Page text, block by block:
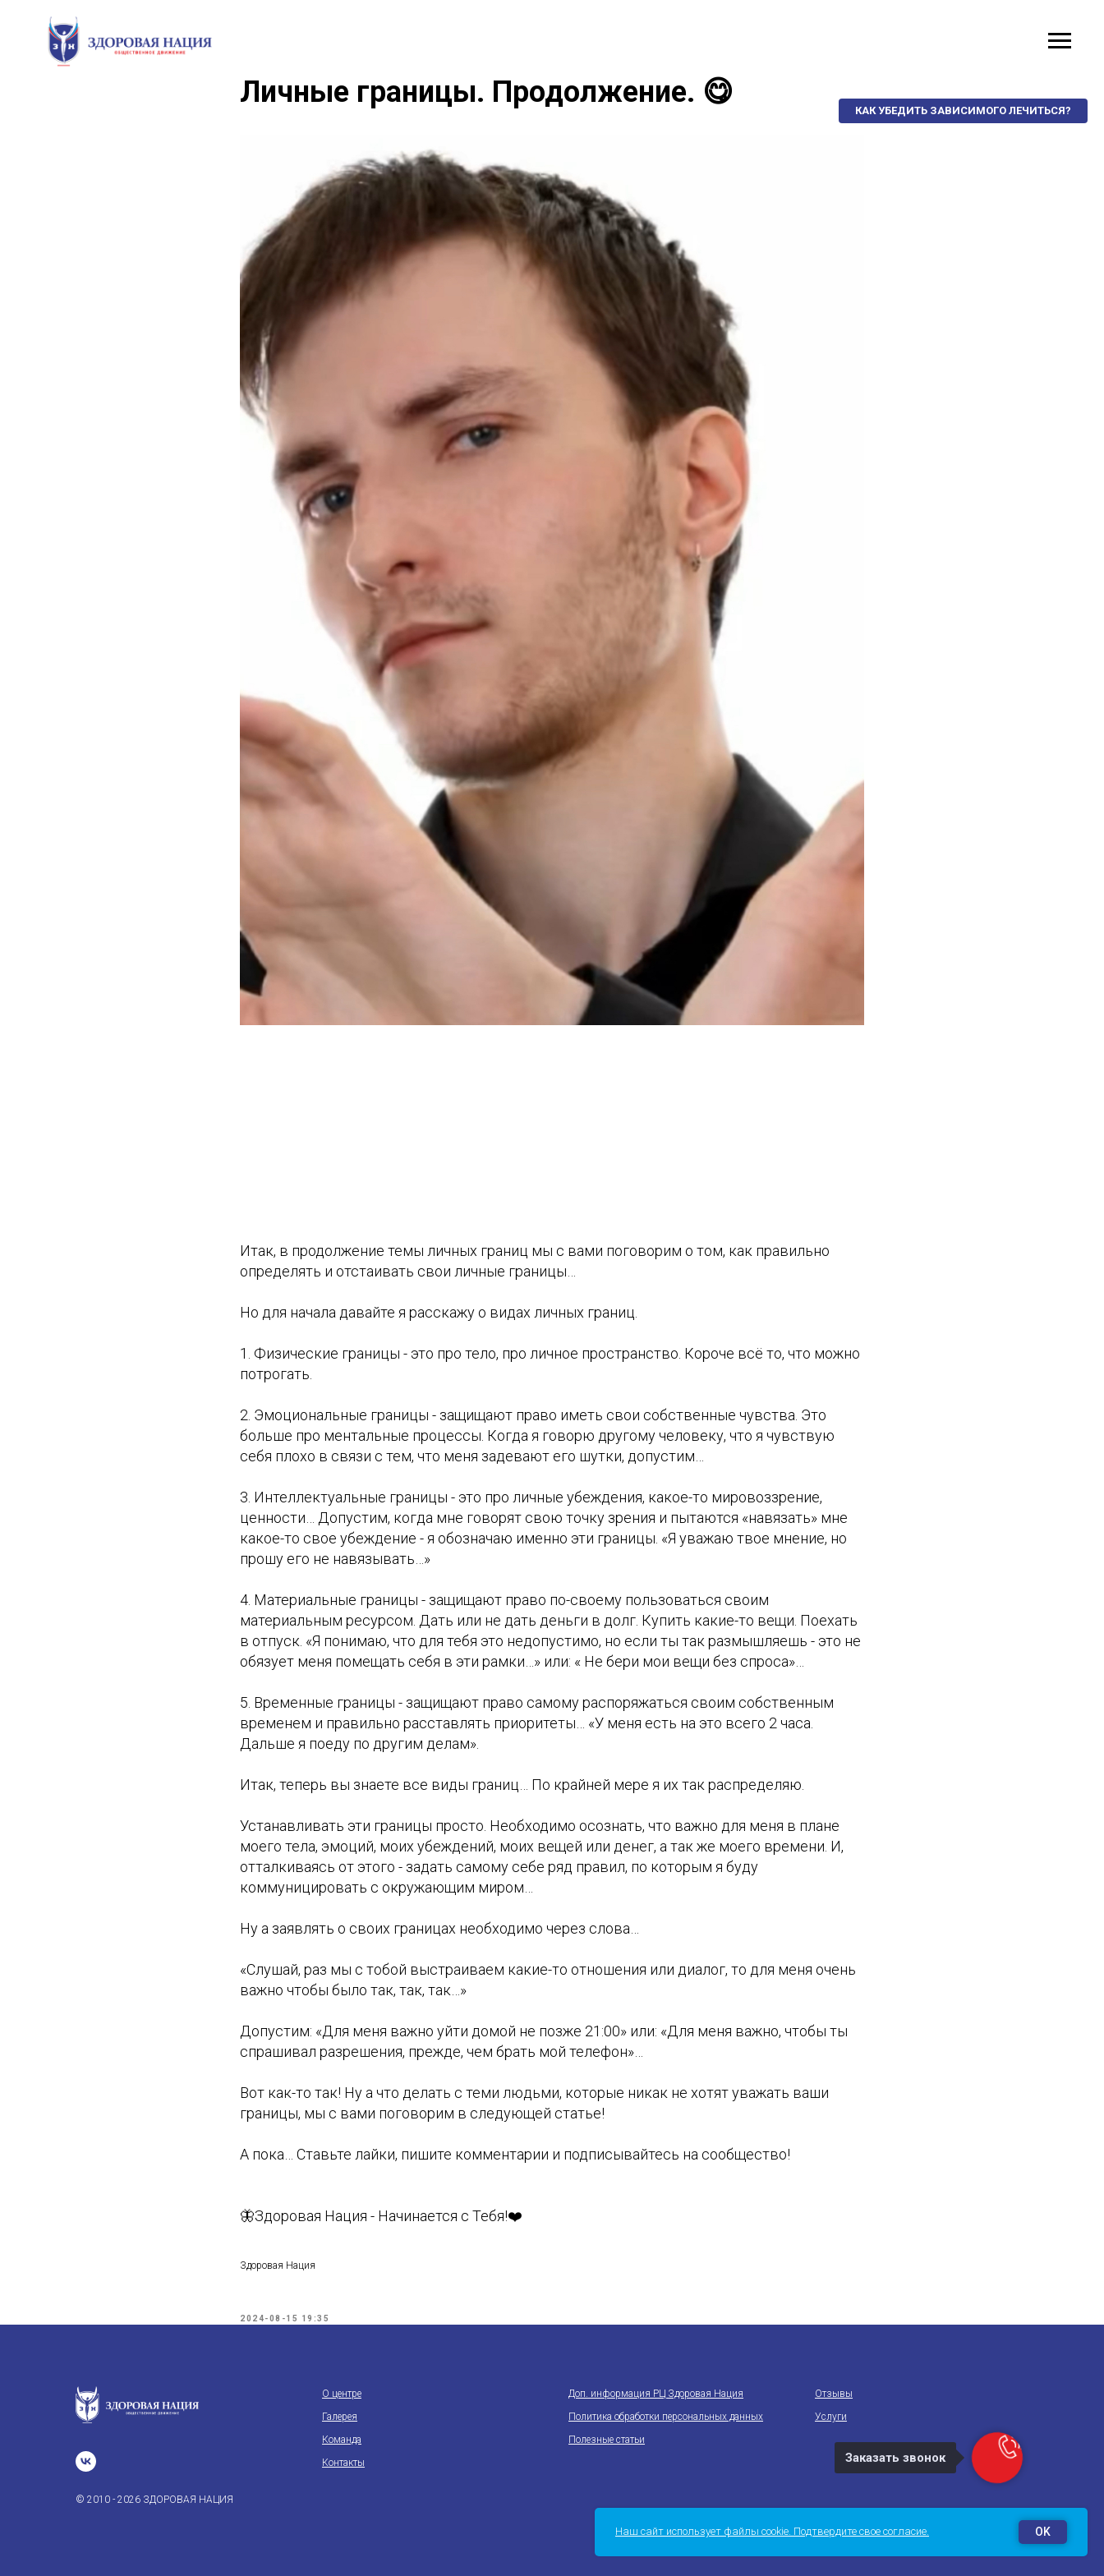
КАК УБЕДИТЬ ЗАВИСИМОГО ЛЕЧИТЬСЯ?
Заказать звонок
Личные границы. Продолжение. 😋
Итак, в продолжение темы личных границ мы с вами поговорим о том, как правильно
определять и отстаивать свои личные границы…
Но для начала давайте я расскажу о видах личных границ.
1. Физические границы - это про тело, про личное пространство. Короче всё то, что можно
потрогать.
2. Эмоциональные границы - защищают право иметь свои собственные чувства. Это
больше про ментальные процессы. Когда я говорю другому человеку, что я чувствую
себя плохо в связи с тем, что меня задевают его шутки, допустим…
3. Интеллектуальные границы - это про личные убеждения, какое-то мировоззрение,
ценности… Допустим, когда мне говорят свою точку зрения и пытаются «навязать» мне
какое-то свое убеждение - я обозначаю именно эти границы. «Я уважаю твое мнение, но
прошу его не навязывать…»
4. Материальные границы - защищают право по-своему пользоваться своим
материальным ресурсом. Дать или не дать деньги в долг. Купить какие-то вещи. Поехать
в отпуск. «Я понимаю, что для тебя это недопустимо, но если ты так размышляешь - это не
обязует меня помещать себя в эти рамки…» или: « Не бери мои вещи без спроса»…
5. Временные границы - защищают право самому распоряжаться своим собственным
временем и правильно расставлять приоритеты… «У меня есть на это всего 2 часа.
Дальше я поеду по другим делам».
Итак, теперь вы знаете все виды границ… По крайней мере я их так распределяю.
Устанавливать эти границы просто. Необходимо осознать, что важно для меня в плане
моего тела, эмоций, моих убеждений, моих вещей или денег, а так же моего времени. И,
отталкиваясь от этого - задать самому себе ряд правил, по которым я буду
коммуницировать с окружающим миром…
Ну а заявлять о своих границах необходимо через слова…
«Слушай, раз мы с тобой выстраиваем какие-то отношения или диалог, то для меня очень
важно чтобы было так, так, так…»
Допустим: «Для меня важно уйти домой не позже 21:00» или: «Для меня важно, чтобы ты
спрашивал разрешения, прежде, чем брать мой телефон»…
Вот как-то так! Ну а что делать с теми людьми, которые никак не хотят уважать ваши
границы, мы с вами поговорим в следующей статье!
А пока… Ставьте лайки, пишите комментарии и подписывайтесь на сообщество!
🦋Здоровая Нация - Начинается с Тебя!❤️
Здоровая Нация
2024-08-15 19:35
© 2010 - 2026 ЗДОРОВАЯ НАЦИЯ
О центре
Галерея
Команда
Контакты
Доп. информация РЦ Здоровая Нация
Политика обработки персональных данных
Полезные статьи
Отзывы
Услуги
Наш сайт использует файлы cookie. Подтвердите свое согласие. OK